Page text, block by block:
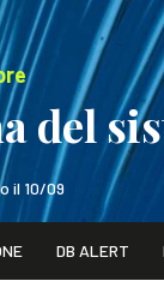
del
il 10/09
WEBINAR /
DB ALERT